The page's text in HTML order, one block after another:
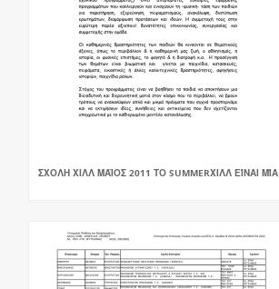
ΣΧΟΛΗ ΧΙΛΛ ΜΑΪΟΣ 2011 ΤΟ SUMMERΧΙΛΛ ΕΊΝΑΙ ΜΊΑ